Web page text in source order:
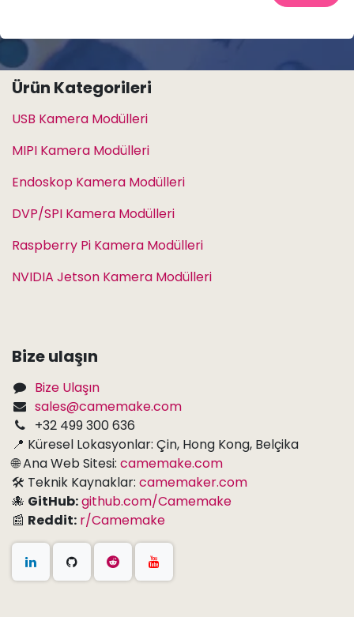
Ürün Kategorileri
USB Kamera Modülleri
MIPI Kamera Modülleri
Endoskop Kamera Modülleri
DVP/SPI Kamera Modülleri
Raspberry Pi Kamera Modülleri
NVIDIA Jetson Kamera Modülleri
Bize ulaşın
Bize Ulaşın
sales@camemake.com
+32 499 300 636
📍 Küresel Lokasyonlar: Çin, Hong Kong, Belçika
🌐 Ana Web Sitesi: camemake.com
🛠 Teknik Kaynaklar: camemaker.com
🐙 GitHub:github.com/Camemake
📰 Reddit: r/Camemake